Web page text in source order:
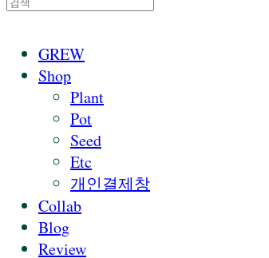
GREW
Shop
Plant
Pot
Seed
Etc
개인결제창
Collab
Blog
Review